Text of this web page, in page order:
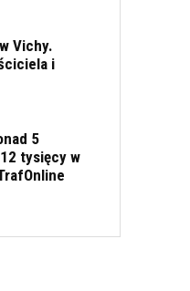
Vichy.
i
5
tysięcy w